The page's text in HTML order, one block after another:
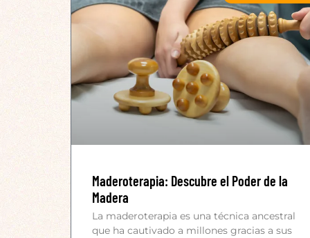
Maderoterapia: Descubre el Poder de la
Madera
La maderoterapia es una técnica ancestral
que ha cautivado a millones gracias a sus